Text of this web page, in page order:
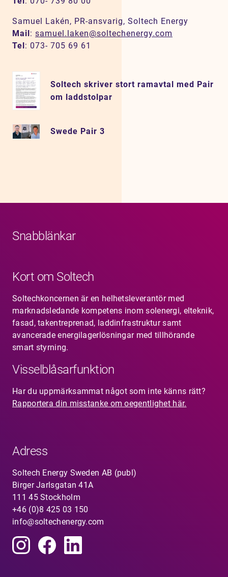
Samuel Lakén, PR-ansvarig, Soltech Energy
Mail: samuel.laken@soltechenergy.com
Tel: 073- 705 69 61
Soltech skriver stort ramavtal med Pair
om laddstolpar
Swede Pair 3
Snabblänkar
Kort om Soltech
Soltechkoncernen är en helhetsleverantör med
marknadsledande kompetens inom solenergi, elteknik,
fasad, takentreprenad, laddinfrastruktur samt
avancerade energilagerlösningar med tillhörande
smart styrning.
Visselblåsarfunktion
Har du uppmärksammat något som inte känns rätt?
Rapportera din misstanke om oegentlighet här.
Adress
Soltech Energy Sweden AB (publ)
Birger Jarlsgatan 41A
111 45 Stockholm
+46 (0)8 425 03 150
info@soltechenergy.com